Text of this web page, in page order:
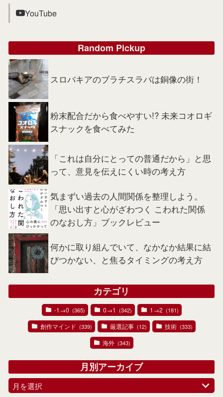
YouTube
Random Pickup
スロバキアのブラチスラバは銅像の街！
粉末配合だから食べやすい!? 未来コオロギ
スナックを食べてみた
「これは自分にとっての普通だから」と思
って、意見を伝えにくい時の考え方
気まずい過去の人間関係を整理しよう。
「思い出すと心がざわつく こわれた関係
のなおし方」ブックレビュー
何かに取り組んでいて、なかなか結果に結
びつかない、と焦るタイミングの考え方
カテゴリ
-1→0 (365) 0→1 (342) 1→2 (181)
創作マインド (339) 厳選記事 (12) 技術 (333)
海外 (343)
月別アーカイブ
月を選択